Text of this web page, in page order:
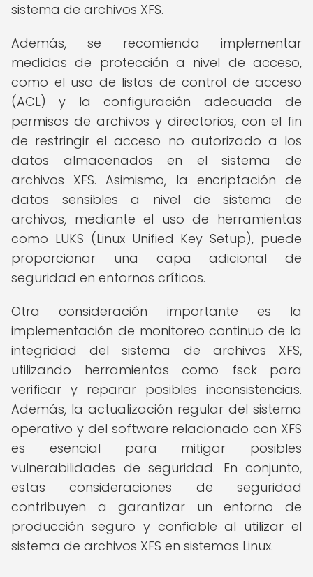
sistema de archivos XFS.
Además, se recomienda implementar
medidas de protección a nivel de acceso,
como el uso de listas de control de acceso
(ACL) y la configuración adecuada de
permisos de archivos y directorios, con el fin
de restringir el acceso no autorizado a los
datos almacenados en el sistema de
archivos XFS. Asimismo, la encriptación de
datos sensibles a nivel de sistema de
archivos, mediante el uso de herramientas
como LUKS (Linux Unified Key Setup), puede
proporcionar una capa adicional de
seguridad en entornos críticos.
Otra consideración importante es la
implementación de monitoreo continuo de la
integridad del sistema de archivos XFS,
utilizando herramientas como fsck para
verificar y reparar posibles inconsistencias.
Además, la actualización regular del sistema
operativo y del software relacionado con XFS
es esencial para mitigar posibles
vulnerabilidades de seguridad. En conjunto,
estas consideraciones de seguridad
contribuyen a garantizar un entorno de
producción seguro y confiable al utilizar el
sistema de archivos XFS en sistemas Linux.